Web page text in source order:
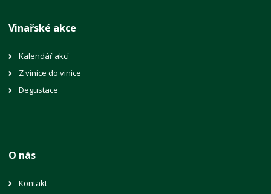
Vinařské akce
Kalendář akcí
Z vinice do vinice
Degustace
O nás
Kontakt